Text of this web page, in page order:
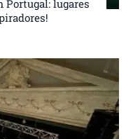
Portugal: lugares